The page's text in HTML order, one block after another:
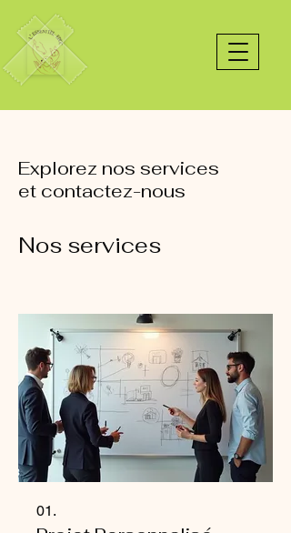
Explorez nos services
et contactez-nous
Nos services
01.